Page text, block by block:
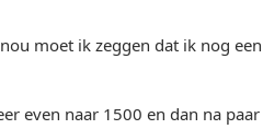
moet ik zeggen dat ik nog een
even naar 1500 en dan na paar